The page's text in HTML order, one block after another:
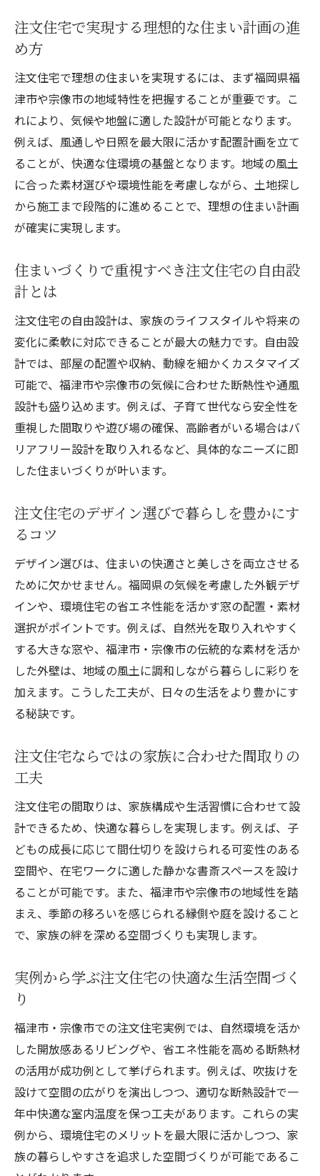
環境住宅で快適な暮らしを実現する秘訣
ント解説
環境住宅で叶える省エネと快適性の両立ア
イデア
注文住宅に取り入れたい最新の環境配慮設
計とは
快適な暮らしを支える注文住宅の断熱性能
と工夫
環境
土地選びから始める安心の注文住宅計画
注文住宅で失敗しない安全な土地選びの基
準とは
宗像市や福津市の土地価格動向と注文住宅
の関係
注文住宅が建てやすい土地の環境条件を見
極める方法
土地選びで押さえたい注文住宅の法規制と
注意点
理の重要性
地盤や自然環境を活かす家づくりの工夫
注文住宅で活かす宗像市の地盤特性と設計
ポイント
自然環境を取り入れた注文住宅の間取り設
計事例
注文住宅で考える災害リスクと安全対策の
工夫
四季を感じる注文住宅の自然共生型住まい
づくり
注文住宅の省エネ設計で環境への配慮を実
宗像市や福津市の注文住宅ハウスメーカー
比較法
注文住宅に強いハウスメーカー選びのポイ
ント解説
口コミで分かる注文住宅のハウスメーカー
実績紹介
る選択肢
体験談
平屋住宅の魅力と注文住宅での可能性
注文住宅で叶える平屋住宅のメリットと特
徴解説
平屋注文住宅が人気の理由と快適な暮らし
方
注文住宅ならではの平屋の間取り事例を紹
注文住宅で実現する理想的な住まい計画の進
め方
注文住宅で理想の住まいを実現するには、まず福岡県福
津市や宗像市の地域特性を把握することが重要です。こ
れにより、気候や地盤に適した設計が可能となります。
例えば、風通しや日照を最大限に活かす配置計画を立て
ることが、快適な住環境の基盤となります。地域の風土
に合った素材選びや環境性能を考慮しながら、土地探し
から施工まで段階的に進めることで、理想の住まい計画
が確実に実現します。
住まいづくりで重視すべき注文住宅の自由設
計とは
注文住宅の自由設計は、家族のライフスタイルや将来の
変化に柔軟に対応できることが最大の魅力です。自由設
計では、部屋の配置や収納、動線を細かくカスタマイズ
可能で、福津市や宗像市の気候に合わせた断熱性や通風
設計も盛り込めます。例えば、子育て世代なら安全性を
重視した間取りや遊び場の確保、高齢者がいる場合はバ
リアフリー設計を取り入れるなど、具体的なニーズに即
した住まいづくりが叶います。
注文住宅のデザイン選びで暮らしを豊かにす
るコツ
デザイン選びは、住まいの快適さと美しさを両立させる
ために欠かせません。福岡県の気候を考慮した外観デザ
インや、環境住宅の省エネ性能を活かす窓の配置・素材
選択がポイントです。例えば、自然光を取り入れやすく
する大きな窓や、福津市・宗像市の伝統的な素材を活か
した外壁は、地域の風土に調和しながら暮らしに彩りを
加えます。こうした工夫が、日々の生活をより豊かにす
る秘訣です。
注文住宅ならではの家族に合わせた間取りの
工夫
注文住宅の間取りは、家族構成や生活習慣に合わせて設
計できるため、快適な暮らしを実現します。例えば、子
どもの成長に応じて間仕切りを設けられる可変性のある
空間や、在宅ワークに適した静かな書斎スペースを設け
ることが可能です。また、福津市や宗像市の地域性を踏
まえ、季節の移ろいを感じられる縁側や庭を設けること
で、家族の絆を深める空間づくりも実現します。
実例から学ぶ注文住宅の快適な生活空間づく
り
福津市・宗像市での注文住宅実例では、自然環境を活か
した開放感あるリビングや、省エネ性能を高める断熱材
の活用が成功例として挙げられます。例えば、吹抜けを
設けて空間の広がりを演出しつつ、適切な断熱設計で一
年中快適な室内温度を保つ工夫があります。これらの実
例から、環境住宅のメリットを最大限に活かしつつ、家
族の暮らしやすさを追求した空間づくりが可能であるこ